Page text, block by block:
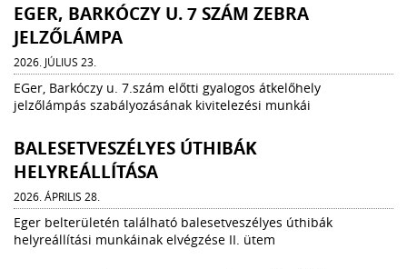
EGER, BARKÓCZY U. 7 SZÁM ZEBRA
JELZŐLÁMPA
2026. JÚLIUS 23.
EGer, Barkóczy u. 7.szám előtti gyalogos átkelőhely
jelzőlámpás szabályozásának kivitelezési munkái
BALESETVESZÉLYES ÚTHIBÁK
HELYREÁLLÍTÁSA
2026. ÁPRILIS 28.
Eger belterületén található balesetveszélyes úthibák
helyreállítási munkáinak elvégzése II. ütem